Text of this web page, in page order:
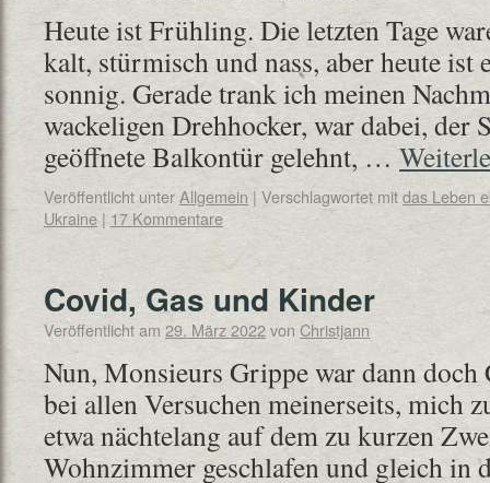
Heute ist Frühling. Die letzten Tage
kalt, stürmisch und nass, aber heute ist
sonnig. Gerade trank ich meinen
wackeligen Drehhocker, war dabei, der
geöffnete Balkontür gelehnt, …
Veröffentlicht unterAllgemein | Verschlagwortet mitdas Leben
Ukraine | 17 Kommentare
Covid, Gas und Kinder
Veröffentlicht am 29. März 2022von Christjann
Nun, Monsieurs Grippe war dann doch
bei allen Versuchen meinerseits, mich
etwa nächtelang auf dem zu kurzen
Wohnzimmer geschlafen und gleich in